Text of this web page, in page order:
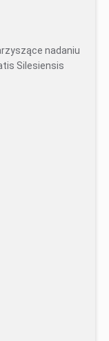
nadaniu
Silesiensis